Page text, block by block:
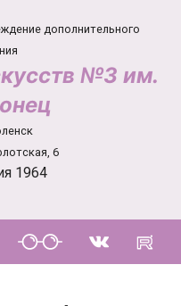
дополнительного
№3 им.
6
1964